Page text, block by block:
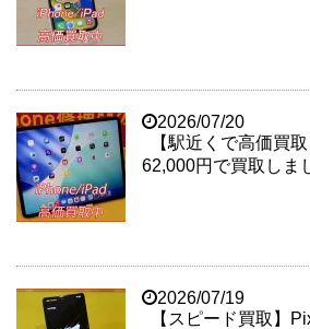
2026/07/20
【駅近くで高価買
62,000円で買取しま
2026/07/19
【スピード買取】